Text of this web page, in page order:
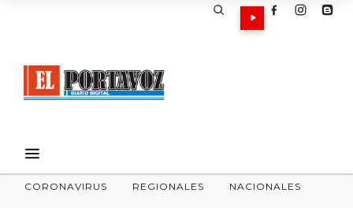
CORONAVIRUS REGIONALES NACIONALES